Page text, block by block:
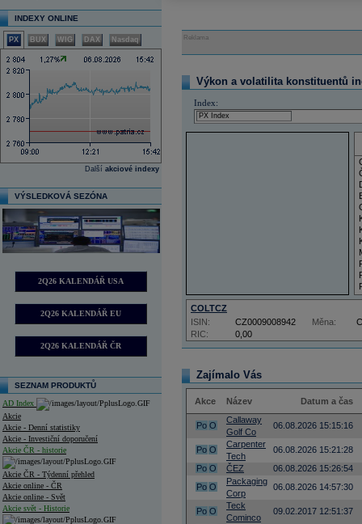
INDEXY ONLINE
PX BUX WIG DAX Nasdaq
Další akciové indexy
VÝSLEDKOVÁ SEZÓNA
2Q26 KALENDÁŘ USA
2Q26 KALENDÁŘ EU
2Q26 KALENDÁŘ ČR
SEZNAM PRODUKTŮ
AD Index
Akcie
Akcie - Denní statistiky
Akcie - Investiční doporučení
Akcie ČR - historie
Akcie ČR - Týdenní přehled
Akcie online - ČR
Akcie online - Svět
Akcie svět - Historie
Reklama
Výkon a volatilita konstituentů
Index:
COLTCZ
RIC: 0,00
ISIN: CZ0009008942 Měna:
Zajímalo Vás
Akce Název Datum a čas
Po O
Callaway
Golf Co
06.08.2026 15:15:16
Po O
Carpenter
Tech
06.08.2026 15:21:28
Po O ČEZ
06.08.2026 15:26:54
Po O
Packaging
Corp
06.08.2026 14:57:30
Po O
Teck
Cominco
09.02.2017 12:51:37